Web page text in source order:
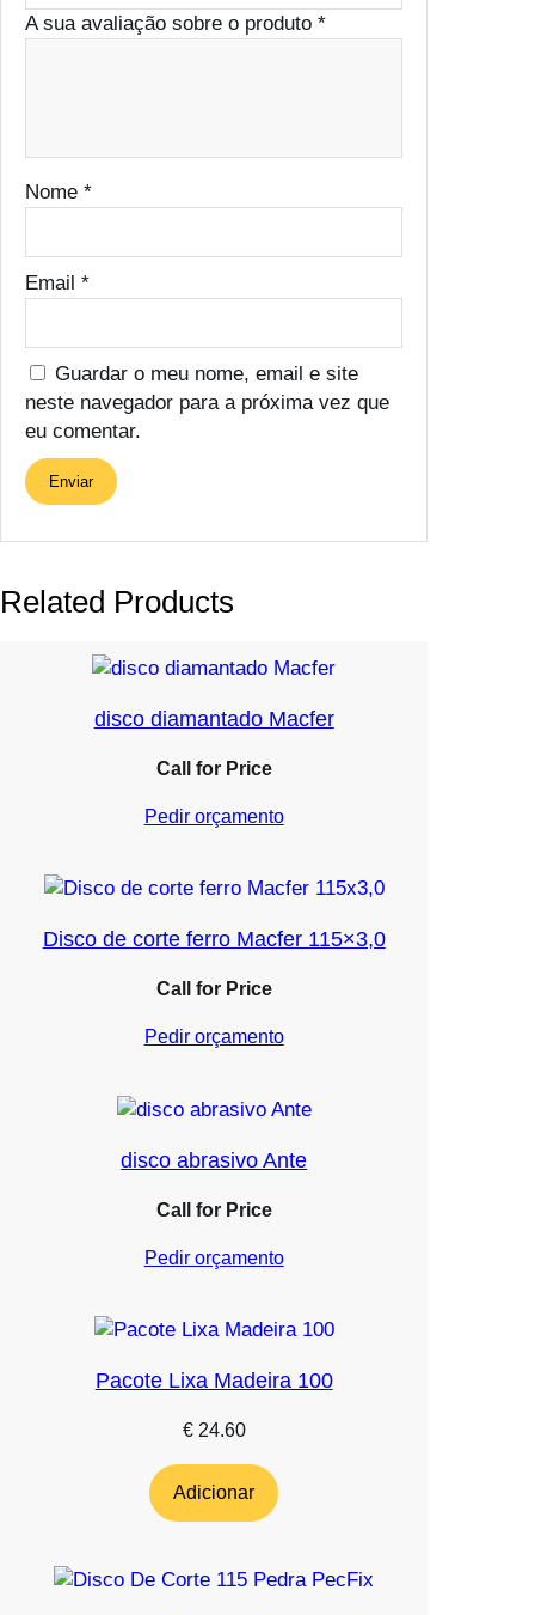
A sua avaliação sobre o produto *
Nome *
Email *
Guardar o meu nome, email e site
neste navegador para a próxima vez que
eu comentar.
Related Products
disco diamantado Macfer
Call for Price
Pedir orçamento
Disco de corte ferro Macfer 115×3,0
Call for Price
Pedir orçamento
disco abrasivo Ante
Call for Price
Pedir orçamento
Pacote Lixa Madeira 100
€24.60
Adicionar